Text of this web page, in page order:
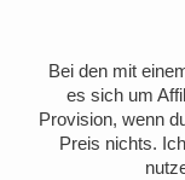
Bei den mit
es sich um
Provision, wenn
Preis nichts.